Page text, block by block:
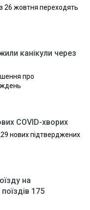
26 жовтня переходять
канікули через
про
COVID-хворих
нових підтверджених
на
175